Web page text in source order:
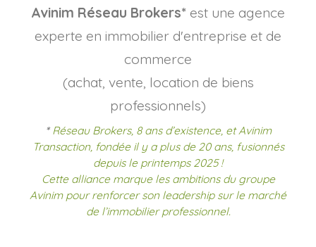
Avinim Réseau Brokers* est une agence
experte en immobilier d'entreprise et de
commerce
(achat, vente, location de biens
professionnels)
*Réseau Brokers, 8 ans d’existence, et Avinim
Transaction, fondée il y a plus de 20 ans, fusionnés
depuis le printemps 2025 !
Cette alliance marque les ambitions du groupe
Avinim pour renforcer son leadership sur le marché
de l’immobilier professionnel.